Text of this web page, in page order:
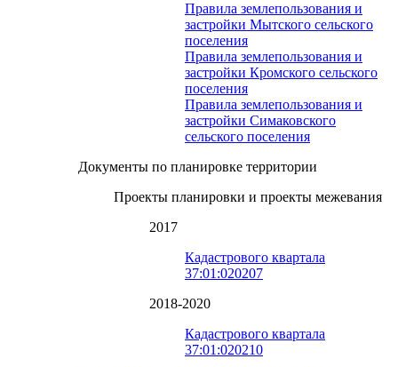
Правила землепользования и
застройки Мытского сельского
поселения
Правила землепользования и
застройки Кромского сельского
поселения
Правила землепользования и
застройки Симаковского
сельского поселения
Документы по планировке территории
Проекты планировки и проекты межевания
2017
Кадастрового квартала
37:01:020207
2018-2020
Кадастрового квартала
37:01:020210